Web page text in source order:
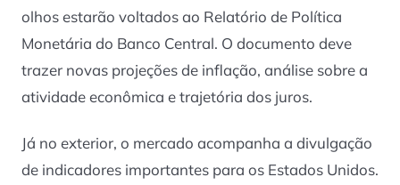
olhos estarão voltados ao Relatório de Política
Monetária do Banco Central. O documento deve
trazer novas projeções de inflação, análise sobre a
atividade econômica e trajetória dos juros.
Já no exterior, o mercado acompanha a divulgação
de indicadores importantes para os Estados Unidos.